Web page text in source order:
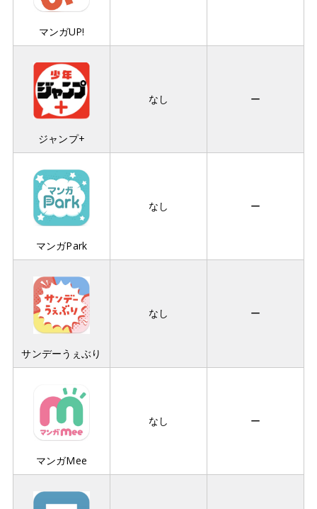
マンガUP!
ジャンプ+
なし ー
マンガPark
なし ー
サンデーうぇぶり
なし ー
マンガMee
なし ー